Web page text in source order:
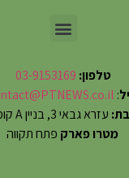
טלפון: 03-9153169
:
עזרא גבאי 3, בניין A קומה 6
מטרו פארק פתח תקווה